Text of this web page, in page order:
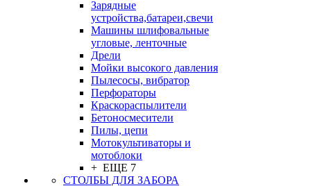
Зарядные
устройства,батареи,свечи
Машины шлифовальные
угловые, ленточные
Дрели
Мойки высокого давления
Пылесосы, вибратор
Перфораторы
Краскораспылители
Бетоносмесители
Пилы, цепи
Мотокультиваторы и
мотоблоки
+ ЕЩЕ 7
СТОЛБЫ ДЛЯ ЗАБОРА